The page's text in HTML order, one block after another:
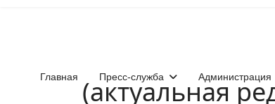
Главная Пресс-служба Администрация
(актуальная